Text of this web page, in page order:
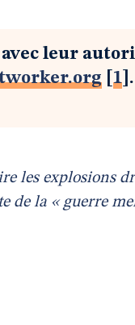
leur
1
les explosions
de la « guerre